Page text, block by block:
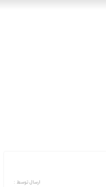
ارسال توسط :